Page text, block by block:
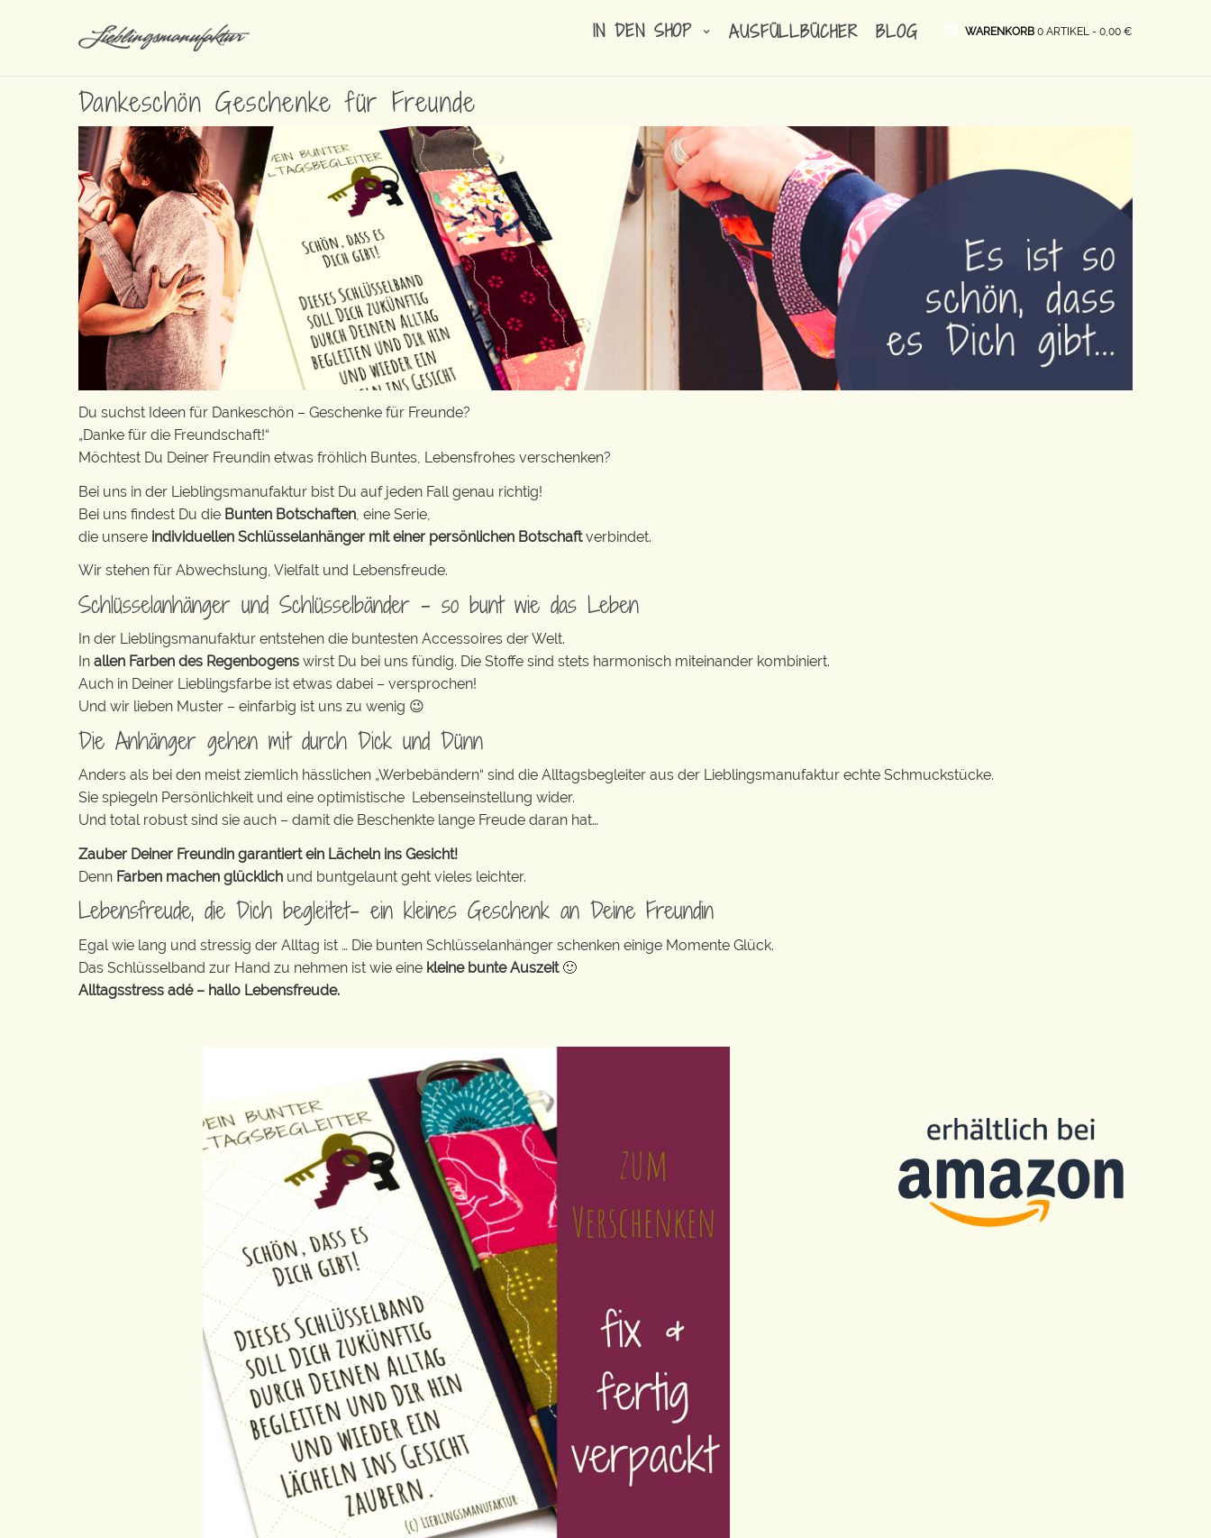
IN DEN SHOP AUSFÜLLBÜCHER BLOG WARENKORB 0 ARTIKEL - 0,00 €
Dankeschön Geschenke für Freunde
Du suchst Ideen für Dankeschön – Geschenke für Freunde?
„Danke für die Freundschaft!“
Möchtest Du Deiner Freundin etwas fröhlich Buntes, Lebensfrohes verschenken?
Bei uns in der Lieblingsmanufaktur bist Du auf jeden Fall genau richtig!
Bei uns findest Du die Bunten Botschaften , eine Serie,
die unsere individuellen Schlüsselanhänger mit einer persönlichen Botschaftverbindet.
Wir stehen für Abwechslung, Vielfalt und Lebensfreude.
Schlüsselanhänger und Schlüsselbänder – so bunt wie das Leben
In der Lieblingsmanufaktur entstehen die buntesten Accessoires der Welt.
In allen Farben des Regenbogens wirst Du bei uns fündig. Die Stoffe sind stets harmonisch miteinander kombiniert.
Auch in Deiner Lieblingsfarbe ist etwas dabei – versprochen!
Und wir lieben Muster – einfarbig ist uns zu wenig 😉
Die Anhänger gehen mit durch Dick und Dünn
Anders als bei den meist ziemlich hässlichen „Werbebändern“ sind die Alltagsbegleiter aus der Lieblingsmanufaktur echte Schmuckstücke.
Sie spiegeln Persönlichkeit und eine optimistische Lebenseinstellung wider.
Und total robust sind sie auch – damit die Beschenkte lange Freude daran hat…
Zauber Deiner Freundin garantiert ein Lächeln ins Gesicht!
Denn Farben machen glücklich und buntgelaunt geht vieles leichter.
Lebensfreude, die Dich begleitet- ein kleines Geschenk an Deine Freundin
Egal wie lang und stressig der Alltag ist … Die bunten Schlüsselanhänger schenken einige Momente Glück.
Das Schlüsselband zur Hand zu nehmen ist wie eine kleine bunte Auszeit🙂
Alltagsstress adé – hallo Lebensfreude.